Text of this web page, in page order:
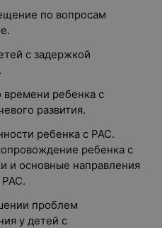
по вопросам
с задержкой
времени ребенка с
развития.
ребенка с РАС.
ребенка с
и основные направления
РАС.
проблем
у детей с